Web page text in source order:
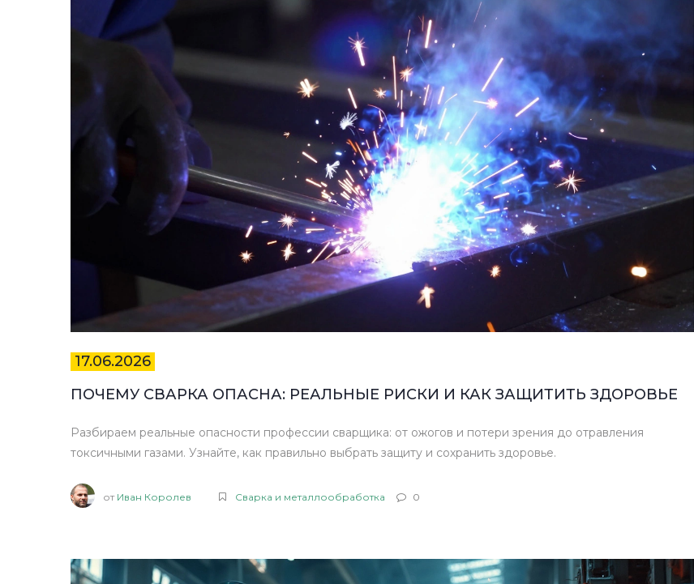
17.06.2026
ПОЧЕМУ СВАРКА ОПАСНА: РЕАЛЬНЫЕ РИСКИ И КАК ЗАЩИТИТЬ ЗДОРОВЬЕ
Разбираем реальные опасности профессии сварщика: от ожогов и потери зрения до отравления
токсичными газами. Узнайте, как правильно выбрать защиту и сохранить здоровье.
от Иван Королев Сварка и металлообработка 0